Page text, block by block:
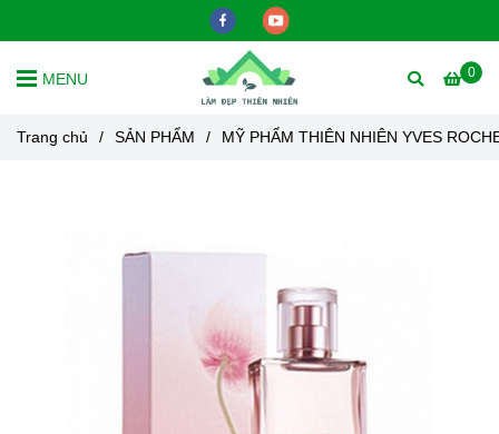
0
MENU
Trang chủ / SẢN PHẨM / MỸ PHẨM THIÊN NHIÊN YVES